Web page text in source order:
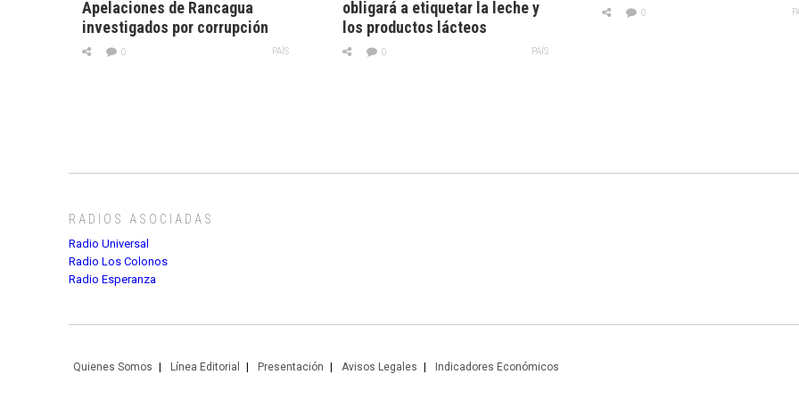
Apelaciones de Rancagua
investigados por corrupción
PAÍS
0
obligará a etiquetar la leche y
los productos lácteos
PAÍS
0
0
RADIOS ASOCIADAS
Radio Universal
Radio Los Colonos
Radio Esperanza
Quienes Somos Línea Editorial Presentación Avisos Legales Indicadores Económicos